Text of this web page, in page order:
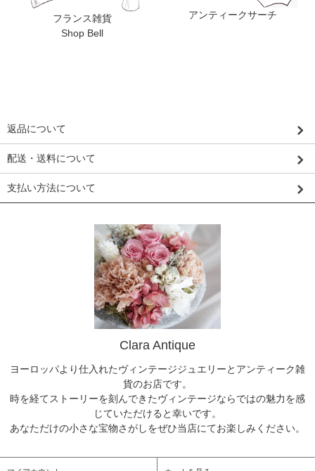
フランス雑貨
Shop Bell
アンティークサーチ
返品について
配送・送料について
支払い方法について
Clara Antique
ヨーロッパより仕入れたヴィンテージジュエリーとアンティーク雑
貨のお店です。
時を経てストーリーを刻んできたヴィンテージならではの魅力を感
じていただけると幸いです。
あなただけの小さな宝物さがしをぜひ当店にてお楽しみください。